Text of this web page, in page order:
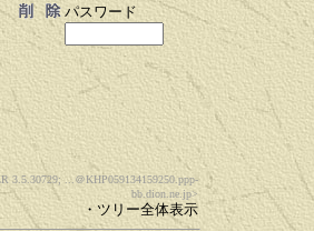
パスワード
3.5.30729; ... ＠KHP059134159250.ppp-
bb.dion.ne.jp>
・ツリー全体表示